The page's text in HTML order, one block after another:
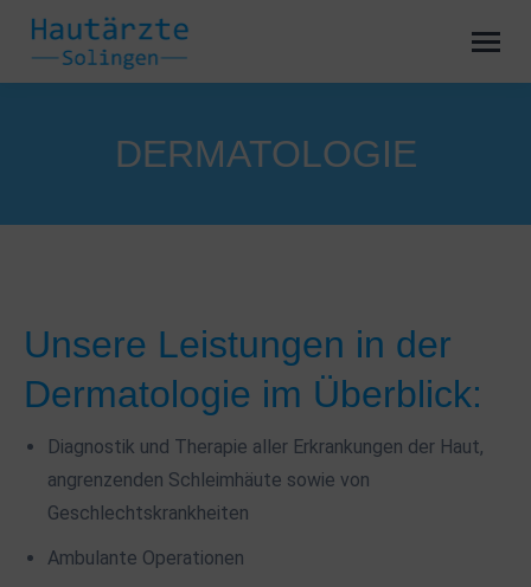
DERMATOLOGIE
Unsere Leistungen in der
Dermatologie im Überblick:
Diagnostik und Therapie aller Erkrankungen der Haut,
angrenzenden Schleimhäute sowie von
Geschlechtskrankheiten
Ambulante Operationen